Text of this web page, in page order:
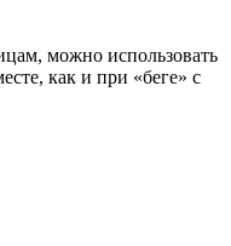
можно использовать
как и при «беге» с